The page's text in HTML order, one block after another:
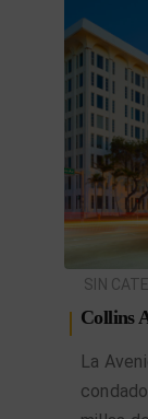
SIN
Collins
La